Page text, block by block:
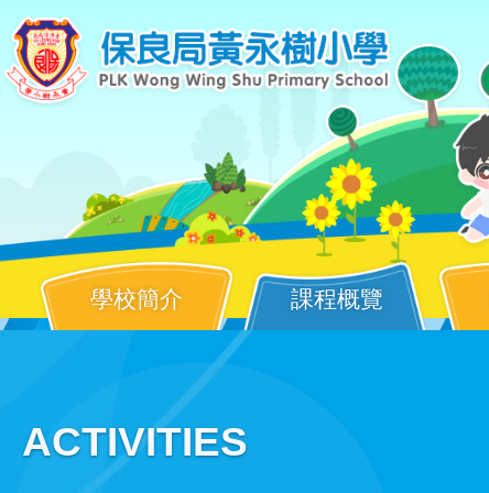
Skip to main content
navigation
學校簡介 課程概覽
ACTIVITIES